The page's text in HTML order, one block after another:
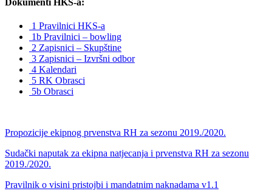
1 Pravilnici HKS-a
1b Pravilnici – bowling
2 Zapisnici – Skupštine
3 Zapisnici – Izvršni odbor
4 Kalendari
5 RK Obrasci
5b Obrasci
Propozicije ekipnog prvenstva RH za sezonu 2019./2020.
Sudački naputak za ekipna natjecanja i prvenstva RH za sezonu
2019./2020.
Pravilnik o visini pristojbi i mandatnim naknadama v1.1